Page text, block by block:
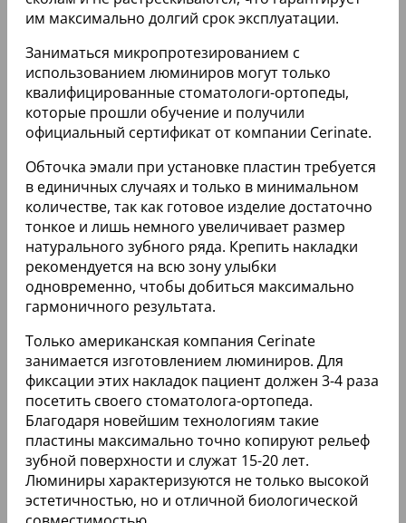
Люминиры применяются в стоматологии уже
более двух десятилетий, однако в России эти
накладки стали популярны с 2005 года.
Американская компания Cerinate
Главным производителем и патентообладателем
технологии создания безупречной улыбки с
помощью ультратонких пластин является
американская компания Cerinate.
Долговечные люминиры изготавливают из
фарфора, керамики с добавлением специального
кристаллического лейцита, благодаря чему
материал приобретает отличные эстетические
характеристики. В накладках отсутствуют
металлические включения, что исключает
вероятность отражения света в микропротезах.
Читайте также:
Гигиеническая чистка зубов
профессиональная. Отзывы, цены